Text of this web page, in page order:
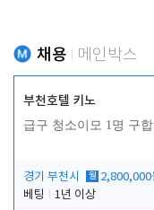
채용 메인박스
부천호텔 키노
급구 청소이모 1명 구
경기 부천시 월 2,800,000
베팅
1년 이상